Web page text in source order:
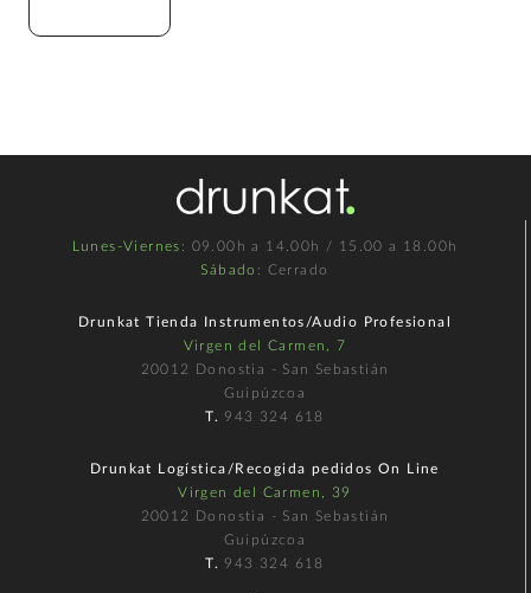
Lunes-Viernes : 09.00h a 14.00h / 15.00 a 18.00h
Sábado : Cerrado
Drunkat Tienda Instrumentos/Audio Profesional
Virgen del Carmen, 7
20012 Donostia - San Sebastián
Guipúzcoa
T. 943 324 618
Drunkat Logística/Recogida pedidos On Line
Virgen del Carmen, 39
20012 Donostia - San Sebastián
Guipúzcoa
T. 943 324 618